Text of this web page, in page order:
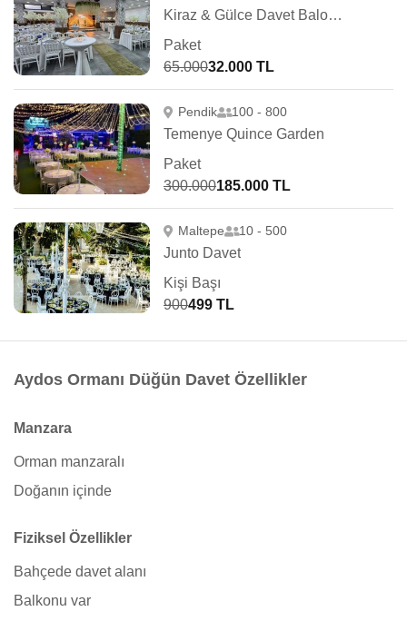
Kiraz & Gülce Davet Balo Salonu
Paket
65.00032.000 TL
Pendik 100 - 800
Temenye Quince Garden
Paket
300.000185.000 TL
Maltepe 10 - 500
Junto Davet
Kişi Başı
900499 TL
Aydos Ormanı Düğün Davet Özellikler
Manzara
Orman manzaralı
Doğanın içinde
Fiziksel Özellikler
Bahçede davet alanı
Balkonu var